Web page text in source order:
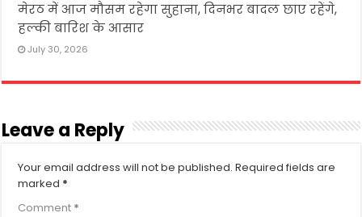
मेरठ में आज मौसम रहेगा सुहाना, दिनभर बादल छाए रहेंगे,
हल्की बारिश के आसार
July 30, 2026
Leave a Reply
Your email address will not be published. Required fields are
marked *
Comment *